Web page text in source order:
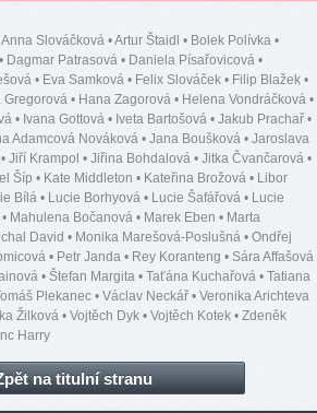
Anna Slováčková •Artur Štaidl • Bolek Polívka •
• Dagmar Patrasová • Daniela Písařovicová •
• Eva Samková • Felix Slováček • Filip Blažek •
Gregorová • Hana Zagorová • Helena Vondráčková •
• Ivana Gottová • Iveta Bartošová • Jakub Prachař •
Adamcová Nováková • Jana Boušková • Jaroslava
• Jiří Krampol • Jiřina Bohdalová • Jitka Čvančarová •
Šíp • Kate Middleton • Kateřina Brožová • Libor
Bílá • Lucie Borhyová • Lucie Šafářová • Lucie
• Mahulena Bočanová • Marek Eben • Marta
David • Monika Marešová-Poslušná • Ondřej
• Petr Janda • Rey Koranteng • Sára Affašová
• Štefan Margita • Taťána Kuchařová • Tatiana
Plekanec • Václav Neckář • Veronika Arichteva
Žilková • Vojtěch Dyk • Vojtěch Kotek • Zdeněk
Harry
na titulní stranu